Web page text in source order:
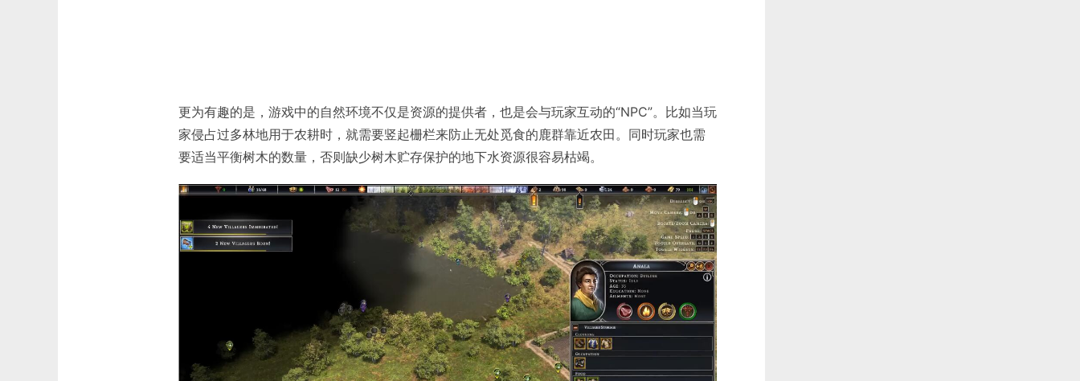
更为有趣的是，游戏中的自然环境不仅是资源的提供者，也是会与玩家互动的“NPC”。比如当玩
家侵占过多林地用于农耕时，就需要竖起栅栏来防止无处觅食的鹿群靠近农田。同时玩家也需
要适当平衡树木的数量，否则缺少树木贮存保护的地下水资源很容易枯竭。